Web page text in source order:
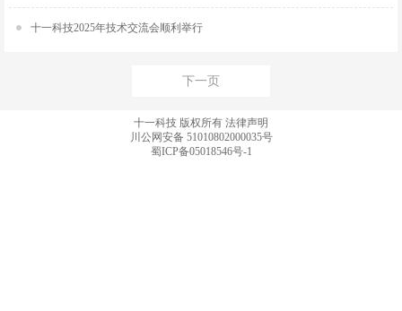
十一科技2025年技术交流会顺利举行
下一页
十一科技 版权所有 法律声明
川公网安备 51010802000035号
蜀ICP备05018546号-1